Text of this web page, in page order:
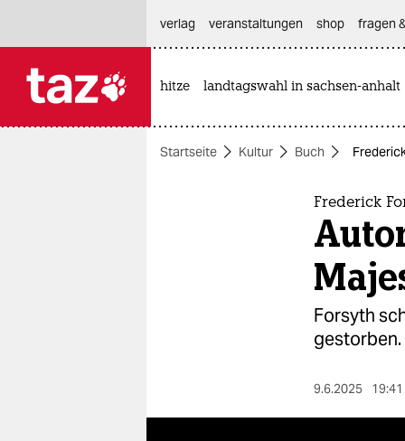
themen
verlag
veranstaltungen shop fragen
hitze landtagswahl in sachsen-anhalt
Startseite Kultur Buch
Frederick
Forsyth
9.6.2025